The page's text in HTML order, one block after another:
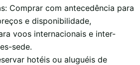
Comprar com antecedência para
e disponibilidade,
voos internacionais e inter-
sede.
hotéis ou aluguéis de